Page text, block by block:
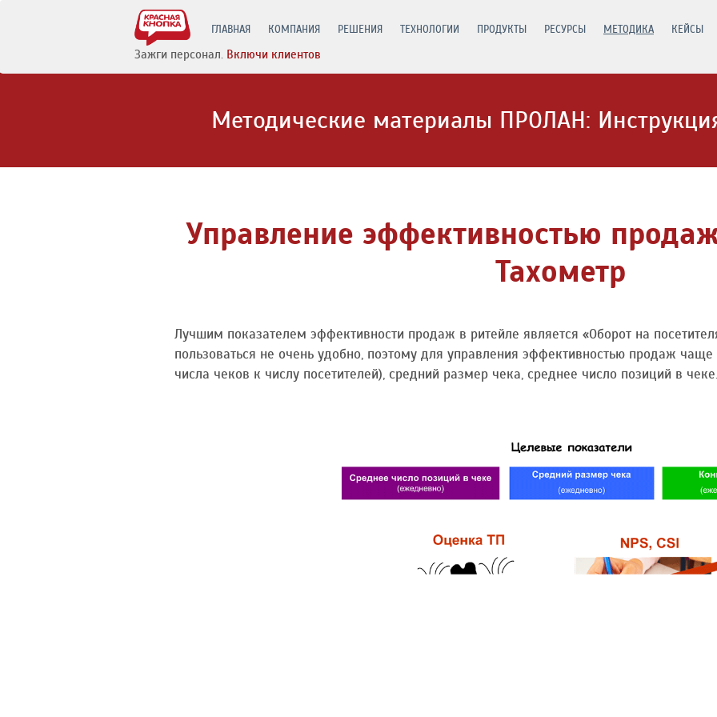
ГЛАВНАЯ КОМПАНИЯ РЕШЕНИЯ ТЕХНОЛОГИИ ПРОДУКТЫ РЕСУРСЫ МЕТОДИКА КЕЙСЫ
Зажги персонал. Включи клиентов
Методические материалы ПРОЛАН:
Управление эффективностью
Тахометр
Лучшим показателем эффективности продаж в ритейле является «Оборот на
пользоваться не очень удобно, поэтому для управления эффективностью продаж
числа чеков к числу посетителей), средний размер чека, среднее число позиций в чеке.